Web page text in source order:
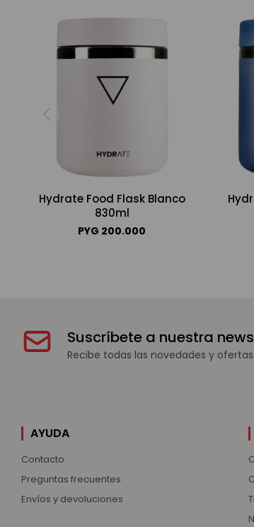
Hydrate Food Flask Blanco
830ml
PYG 200.000
Suscríbete a nuestra
Recibe todas las novedades y
AYUDA
Contacto
Preguntas frecuentes
Envíos y devoluciones